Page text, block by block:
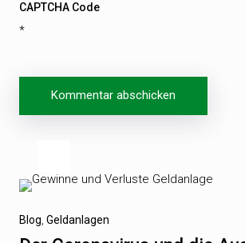
CAPTCHA Code
*
Beitragsnavigation
Vorheriger
Blog Geldanlagen